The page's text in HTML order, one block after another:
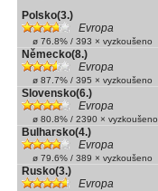
Polsko(3.)
Evropa
ø 76.8% / 393 × vyzkoušeno
Německo(8.)
Evropa
ø 87.7% / 395 × vyzkoušeno
Slovensko(6.)
Evropa
ø 80.8% / 2390 × vyzkoušeno
Bulharsko(4.)
Evropa
ø 79.6% / 389 × vyzkoušeno
Rusko(3.)
Evropa